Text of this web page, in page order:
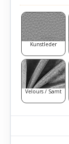
Kunstleder
Velours / Samt